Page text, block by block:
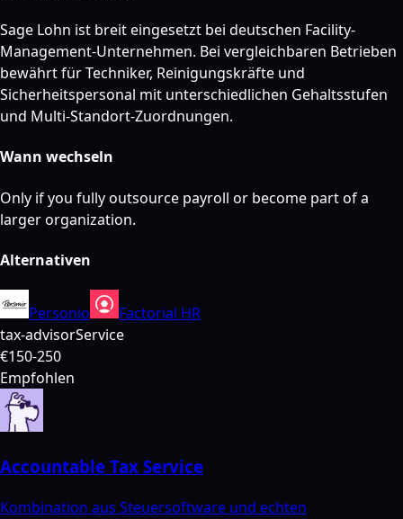
Sage Lohn ist breit eingesetzt bei deutschen Facility-
Management-Unternehmen. Bei vergleichbaren Betrieben
bewährt für Techniker, Reinigungskräfte und
Sicherheitspersonal mit unterschiedlichen Gehaltsstufen
und Multi-Standort-Zuordnungen.
Wann wechseln
Only if you fully outsource payroll or become part of a
larger organization.
Alternativen
Personio
Factorial HR
tax-advisorService
€150-250
Empfohlen
Accountable Tax Service
Kombination aus Steuersoftware und echten